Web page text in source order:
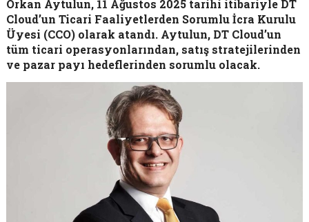
Orkan Aytulun, 11 Ağustos 2025 tarihi itibariyle DT
Cloud’un Ticari Faaliyetlerden Sorumlu İcra Kurulu
Üyesi (CCO) olarak atandı. Aytulun, DT Cloud’un
tüm ticari operasyonlarından, satış stratejilerinden
ve pazar payı hedeflerinden sorumlu olacak.